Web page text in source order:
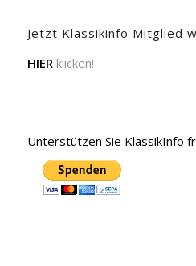
Jetzt Klassikinfo Mitglied
HIER klicken!
Unterstützen Sie KlassikInfo